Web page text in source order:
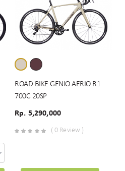
ROAD BIKE GENIO AERIO R1
700C 20SP
Rp. 5,290,000
( 0 Review )